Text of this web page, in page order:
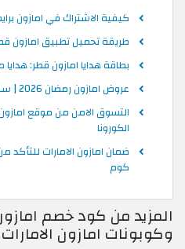
كيفية الاشتراك في امازون
طريقة تحميل تطبيق
بطاقة هدايا امازون قطر:
عروض امازون رمضان 2026 | سلع متنوعة بأسعار رائعة
التسوق الامن من موقع
الكورونا
ضمان امازون الامارات
كوم
وكوبونات امازون الامارات